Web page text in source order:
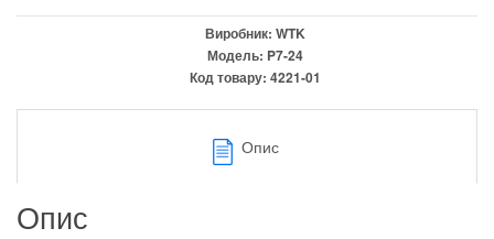
Виробник: WTK
Модель: P7-24
Код товару: 4221-01
Опис
Опис